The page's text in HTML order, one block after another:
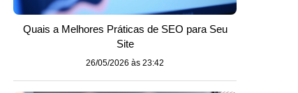
Quais a Melhores Práticas de SEO para Seu
Site
26/05/2026 às 23:42